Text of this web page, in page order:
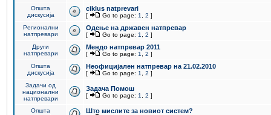
Општа
дискусија
ciklus natprevari
[ Go to page: 1 2 ]
Регионални
натпревари
Одење на државен натпревар
[ Go to page: 1 2 ]
Други
натпревари
Мендо натпревар 2011
[ Go to page: 1 2 ]
Општа
дискусија
Неофицијален натпревар на 21.02.2010
[ Go to page: 1 2 ]
Задачи од
национални
натпревари
Задача Помош
[ Go to page: 1 2 ]
Општа
Што мислите за новиот систем?